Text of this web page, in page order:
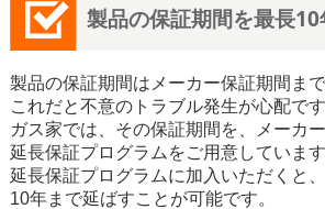
製品の保証期間を最長10
製品の保証期間はメーカー保証期間まで
これだと不意のトラブル発生が心配です
ガス家では、その保証期間を、メーカ
延長保証プログラムをご用意しています
延長保証プログラムに加入いただくと
10年まで延ばすことが可能です。